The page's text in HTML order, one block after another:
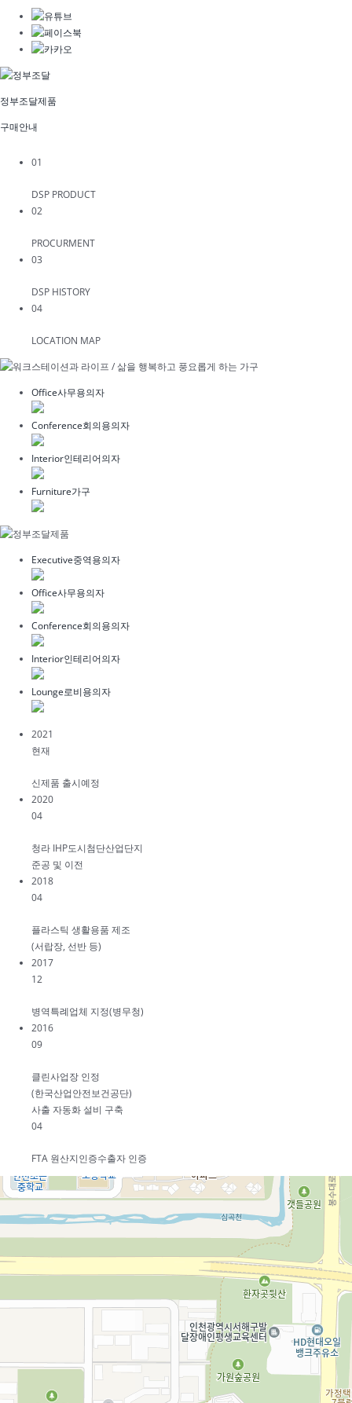
정부조달제품
구매안내
01
DSP PRODUCT
02
PROCURMENT
03
DSP HISTORY
04
LOCATION MAP
Office사무용의자
Conference회의용의자
Interior인테리어의자
Furniture가구
Executive중역용의자
Office사무용의자
Conference회의용의자
Interior인테리어의자
Lounge로비용의자
2021
현재
신제품 출시예정
2020
04
청라 IHP도시첨단산업단지
준공 및 이전
2018
04
플라스틱 생활용품 제조
(서랍장, 선반 등)
2017
12
병역특례업체 지정(병무청)
2016
09
클린사업장 인정
(한국산업안전보건공단)
사출 자동화 설비 구축
04
FTA 원산지인증수출자 인증